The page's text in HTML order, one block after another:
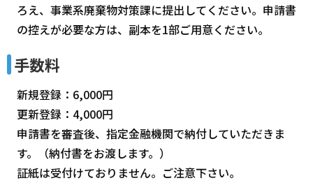
ろえ、事業系廃棄物対策課に提出してください。申請書
の控えが必要な方は、副本を1部ご用意ください。
手数料
新規登録：6,000円
更新登録：4,000円
申請書を審査後、指定金融機関で納付していただきま
す。（納付書をお渡します。）
証紙は受付けておりません。ご注意下さい。